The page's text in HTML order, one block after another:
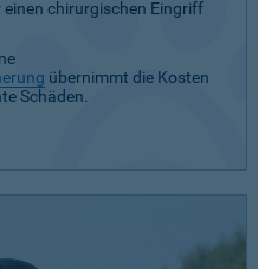
einen chirurgischen Eingriff
übernimmt die Kosten
Schäden.